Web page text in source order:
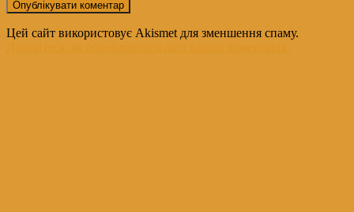
Цей сайт використовує Akismet для зменшення спаму.